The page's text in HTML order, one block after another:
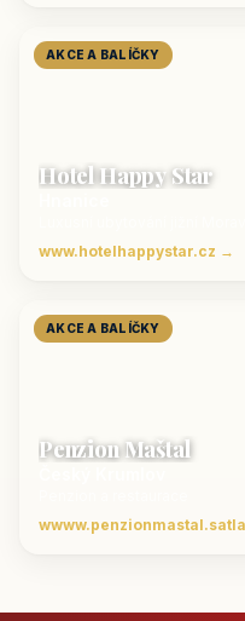
AKCE A BALÍČKY
Hotel Happy Star
www.hotelhappystar.cz →
AKCE A BALÍČKY
Penzion Maštal